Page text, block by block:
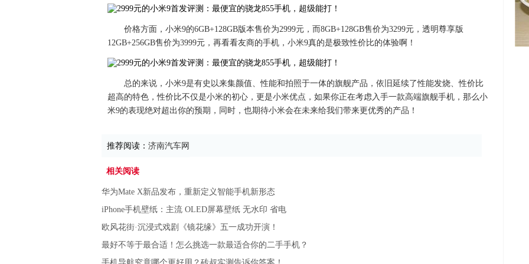
价格方面，小米9的6GB+128GB版本售价为2999元，而8GB+128GB售价为3299元，透明尊享版
12GB+256GB售价为3999元，再看看友商的手机，小米9真的是极致性价比的体验啊！
总的来说，小米9是有史以来集颜值、性能和拍照于一体的旗舰产品，依旧延续了性能发烧、性价比
超高的特色，性价比不仅是小米的初心，更是小米优点，如果你正在考虑入手一款高端旗舰手机，那么小
米9的表现绝对超出你的预期，同时，也期待小米会在未来给我们带来更优秀的产品！
推荐阅读： 济南汽车网
相关阅读
华为Mate X新品发布，重新定义智能手机新形态
iPhone手机壁纸：主流 OLED屏幕壁纸 无水印 省电
欧风花街·沉浸式戏剧《镜花缘》五一成功开演！
最好不等于最合适！怎么挑选一款最适合你的二手手机？